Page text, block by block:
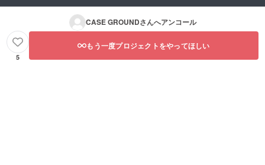
CASE GROUNDさんへアンコール
5
もう一度プロジェクトをやってほしい